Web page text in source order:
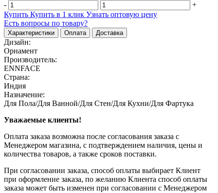
-
+
Купить Купить в 1 клик Узнать оптовую цену
Есть вопросы по товару?
Характеристики Оплата Доставка
Дизайн:
Орнамент
Производитель:
ENNFACE
Страна:
Индия
Назначение:
Для Пола/Для Ванной/Для Стен/Для Кухни/Для Фартука
Уважаемые клиенты!
Оплата заказа возможна после согласования заказа с
Менеджером магазина, с подтверждением наличия, цены и
количества товаров, а также сроков поставки.
При согласовании заказа, способ оплаты выбирает Клиент
при оформление заказа, по желанию Клиента способ оплаты
заказа может быть изменен при согласовании с Менеджером